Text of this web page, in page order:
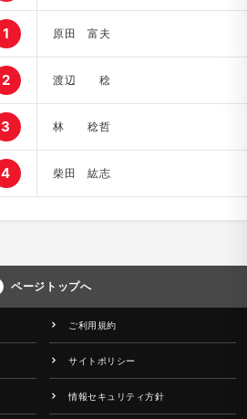
1 原田 富夫
2 渡辺 稔
3 林 稔哲
4 柴田 紘志
ページトップへ
ご利用規約
サイトポリシー
情報セキュリティ方針